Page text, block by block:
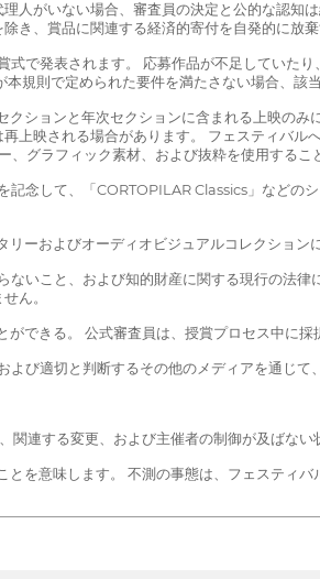
人がいない場合、審査員の決定と公的な認
き、賞品に関連する経済的寄付を自発的に放棄
で発表されます。 応募作品が不足していた
規則で定められた要件を満たさない場合、該
ションと年次セクションに含まれる上映の
上映される場合があります。 フェスティバ
グラフィック素材、および抜粋を使用するこ
念して、「CORTOPILAR Classics」など
ーおよびオーディオビジュアルコレクション
いこと、および知的財産に関する現行の法
ん。
できる。 公式審査員は、授賞プロセス中に
び適切と判断するその他のメディアを通じ
連する変更、および主催者の制御が及ばな
を意味します。 不測の事態は、フェスティバ